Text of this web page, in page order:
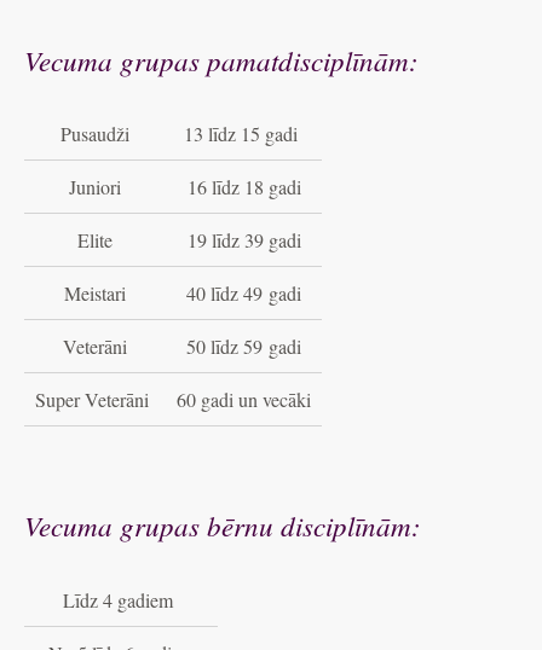
Vecuma grupas pamatdisciplīnām:
Pusaudži 13 līdz 15 gadi
Juniori 16 līdz 18 gadi
Elite 19 līdz 39 gadi
Meistari 40 līdz 49 gadi
Veterāni 50 līdz 59 gadi
Super Veterāni 60 gadi un vecāki
Vecuma grupas bērnu disciplīnām:
Līdz 4 gadiem